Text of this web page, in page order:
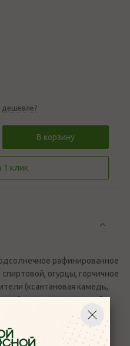
В корзину
1 клик
рафинированное
огурцы, горчичное
(ксантановая камедь,
концентрированный,
глютен), перец
регулятор
(лимонная